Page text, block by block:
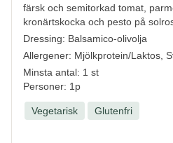
färsk och semitorkad tomat,
kronärtskocka och pesto på
Dressing: Balsamico-olivolja
Allergener: Mjölkprotein/Laktos,
Minsta antal: 1 st
Personer: 1p
Vegetarisk Glutenfri